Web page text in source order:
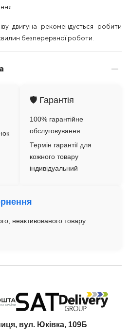
двигуна рекомендується робити
безперервної роботи.
🛡️ Гарантія
100% гарантійне
обслуговування
Термін гарантії для
кожного товару
індивідуальний
неактивованого товару
вул. Юківка, 109Б